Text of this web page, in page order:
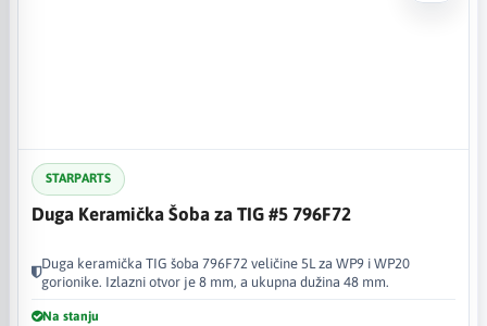
STARPARTS
Duga Keramička Šoba za TIG #5 796F72
Duga keramička TIG šoba 796F72 veličine 5L za WP9 i WP20
gorionike. Izlazni otvor je 8 mm, a ukupna dužina 48 mm.
Na stanju